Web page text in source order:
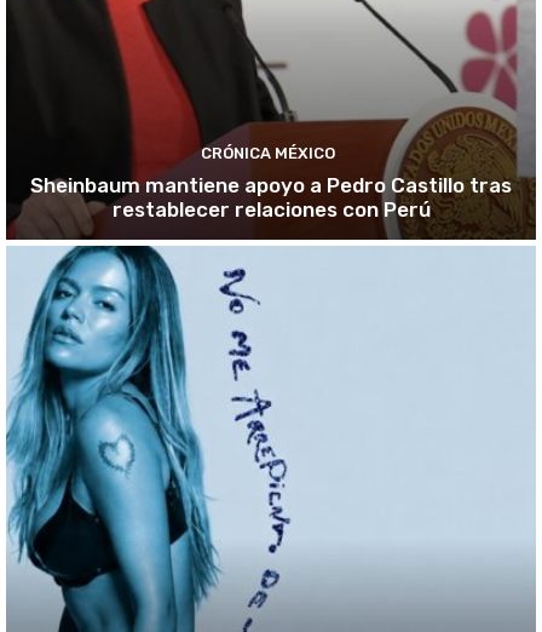
CRÓNICA MÉXICO
Sheinbaum mantiene apoyo a Pedro Castillo tras
restablecer relaciones con Perú